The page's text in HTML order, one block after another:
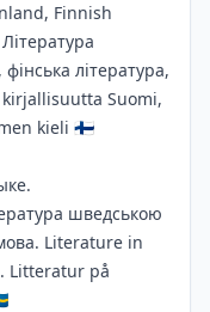
Finnish
, фінська література,
kirjallisuutta Suomi,
kieli 🇫🇮
шведською
Literature in
. Litteratur på